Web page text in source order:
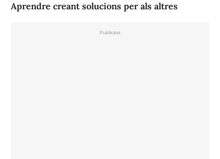
Aprendre creant solucions per als altres